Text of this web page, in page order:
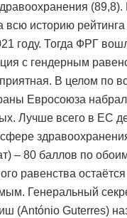
всю историю
году. Тогда ФРГ
с гендерным
В целом по
Евросоюза
Лучше всего в ЕС
– 80 баллов по
равенства остаётся
Генеральный
(António Guterres)